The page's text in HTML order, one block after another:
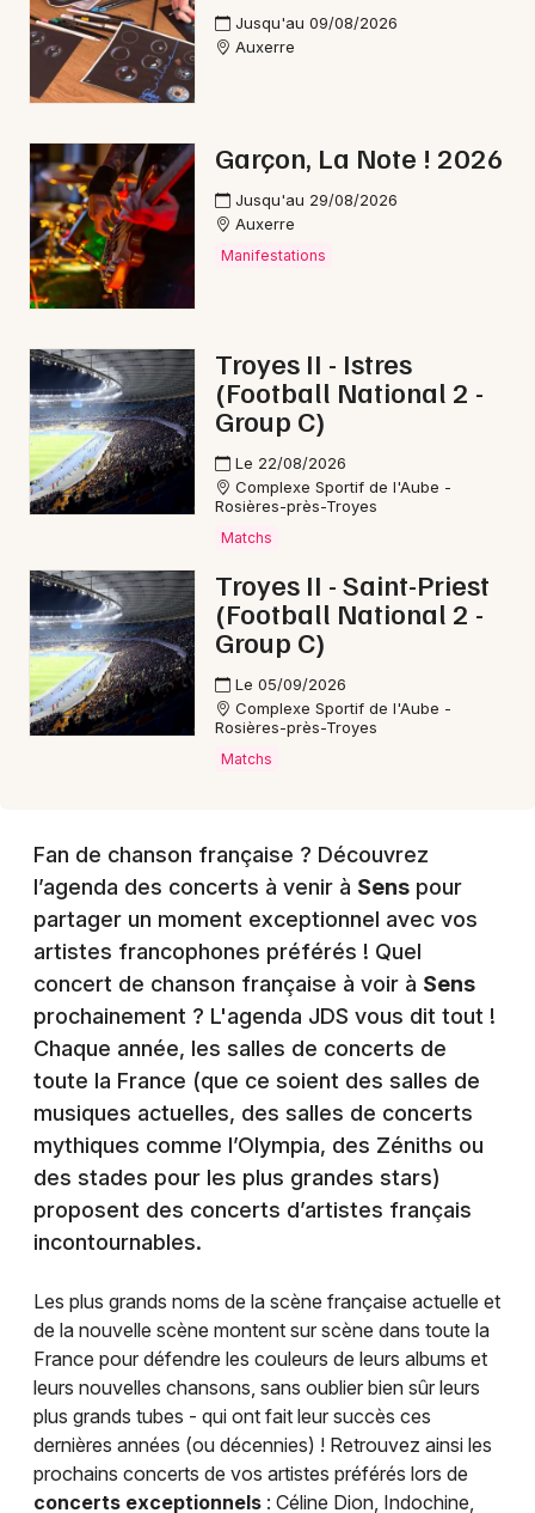
Newsletter des sorties
Artistes en tournée
Actus à Sens
Magazine à Sens
Choisir mes départements
Mon email
Je m'abonne
Jusqu'au 09/08/2026
Auxerre
Garçon, La Note ! 2026
Jusqu'au 29/08/2026
Auxerre
Manifestations
Troyes II - Istres
(Football National 2 -
Group C)
Le 22/08/2026
Complexe Sportif de l'Aube -
Rosières-près-Troyes
Matchs
Troyes II - Saint-Priest
(Football National 2 -
Group C)
Le 05/09/2026
Complexe Sportif de l'Aube -
Rosières-près-Troyes
Matchs
Fan de chanson française ? Découvrez
l’agenda des concerts à venir à Sens pour
partager un moment exceptionnel avec vos
artistes francophones préférés ! Quel
concert de chanson française à voir à Sens
prochainement ? L'agenda JDS vous dit tout !
Chaque année, les salles de concerts de
toute la France (que ce soient des salles de
musiques actuelles, des salles de concerts
mythiques comme l’Olympia, des Zéniths ou
des stades pour les plus grandes stars)
proposent des concerts d’artistes français
incontournables.
Les plus grands noms de la scène française actuelle et
de la nouvelle scène montent sur scène dans toute la
France pour défendre les couleurs de leurs albums et
leurs nouvelles chansons, sans oublier bien sûr leurs
plus grands tubes - qui ont fait leur succès ces
dernières années (ou décennies) ! Retrouvez ainsi les
prochains concerts de vos artistes préférés lors de
concerts exceptionnels : Céline Dion, Indochine,